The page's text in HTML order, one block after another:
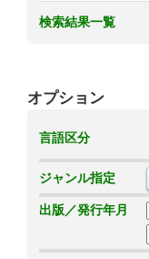
検索結果一覧
オプション
言語区分
ジャンル指定
出版／発行年月